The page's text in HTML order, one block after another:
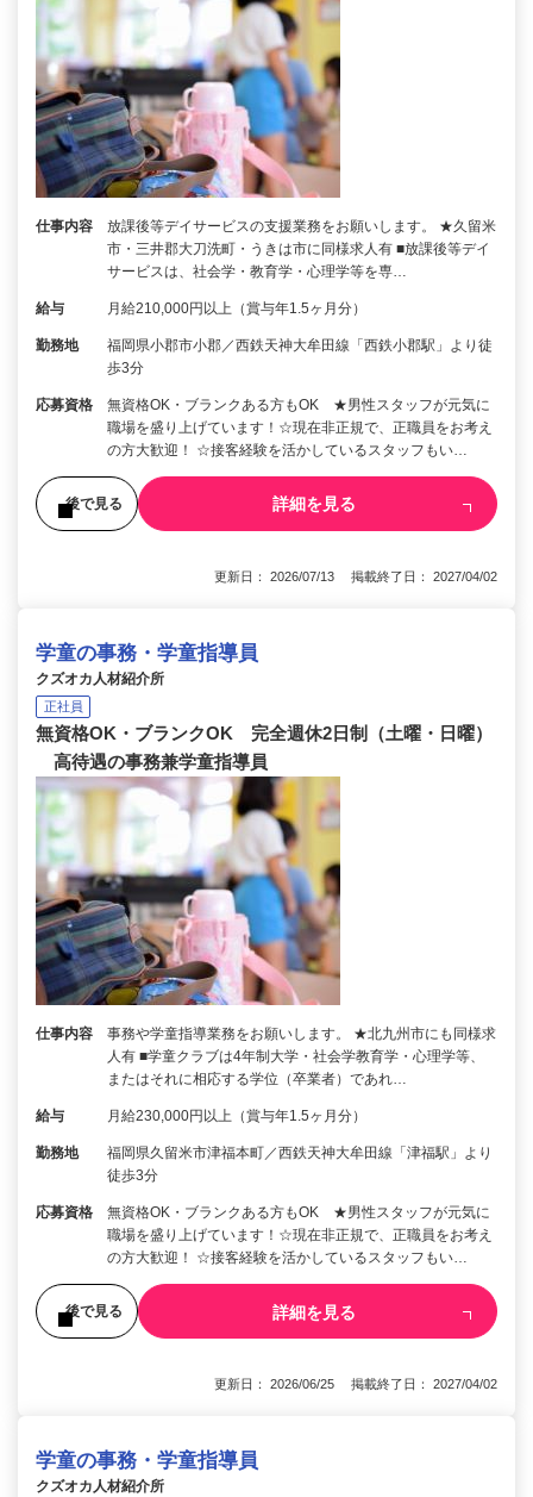
仕事内容
放課後等デイサービスの支援業務をお願いします。 ★久留米
市・三井郡大刀洗町・うきは市に同様求人有 ■放課後等デイ
サービスは、社会学・教育学・心理学等を専…
給与 月給210,000円以上（賞与年1.5ヶ月分）
勤務地
福岡県小郡市小郡／西鉄天神大牟田線「西鉄小郡駅」より徒
歩3分
応募資格
無資格OK・ブランクある方もOK ★男性スタッフが元気に
職場を盛り上げています！☆現在非正規で、正職員をお考え
の方大歓迎！ ☆接客経験を活かしているスタッフもい…
後で見る 詳細を見る
更新日： 2026/07/13 掲載終了日： 2027/04/02
学童の事務・学童指導員
クズオカ人材紹介所
正社員
無資格OK・ブランクOK 完全週休2日制（土曜・日曜）
高待遇の事務兼学童指導員
仕事内容
事務や学童指導業務をお願いします。 ★北九州市にも同様求
人有 ■学童クラブは4年制大学・社会学教育学・心理学等、
またはそれに相応する学位（卒業者）であれ…
給与 月給230,000円以上（賞与年1.5ヶ月分）
勤務地
福岡県久留米市津福本町／西鉄天神大牟田線「津福駅」より
徒歩3分
応募資格
無資格OK・ブランクある方もOK ★男性スタッフが元気に
職場を盛り上げています！☆現在非正規で、正職員をお考え
の方大歓迎！ ☆接客経験を活かしているスタッフもい…
後で見る 詳細を見る
更新日： 2026/06/25 掲載終了日： 2027/04/02
学童の事務・学童指導員
クズオカ人材紹介所